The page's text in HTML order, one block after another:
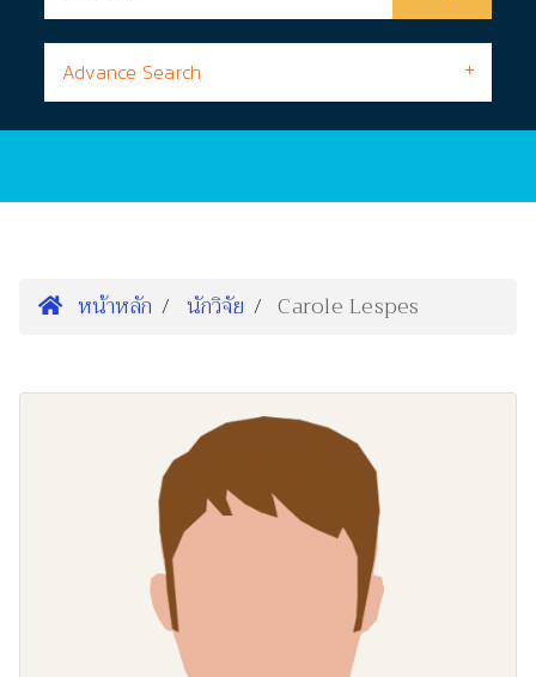
Advance Search
หน้าหลัก นักวิจัย Carole Lespes